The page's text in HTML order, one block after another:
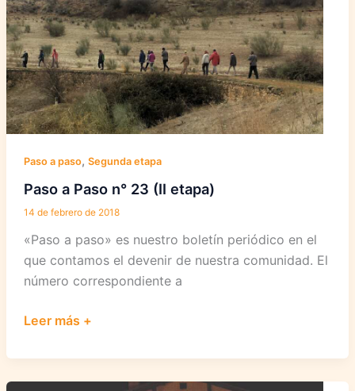
etapa)
Paso a paso, Segunda etapa
Paso a Paso n° 23 (II etapa)
14 de febrero de 2018
«Paso a paso» es nuestro boletín periódico en el
que contamos el devenir de nuestra comunidad. El
número correspondiente a
Paso
Paso
n°
Leer más +